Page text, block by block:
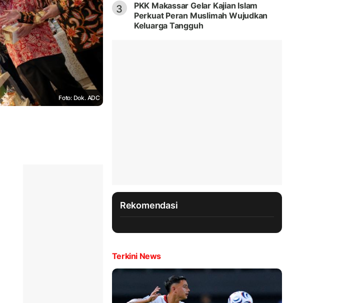
Foto: Dok. ADC
3
PKK Makassar Gelar Kajian Islam
Perkuat Peran Muslimah Wujudkan
Keluarga Tangguh
Rekomendasi
Terkini News